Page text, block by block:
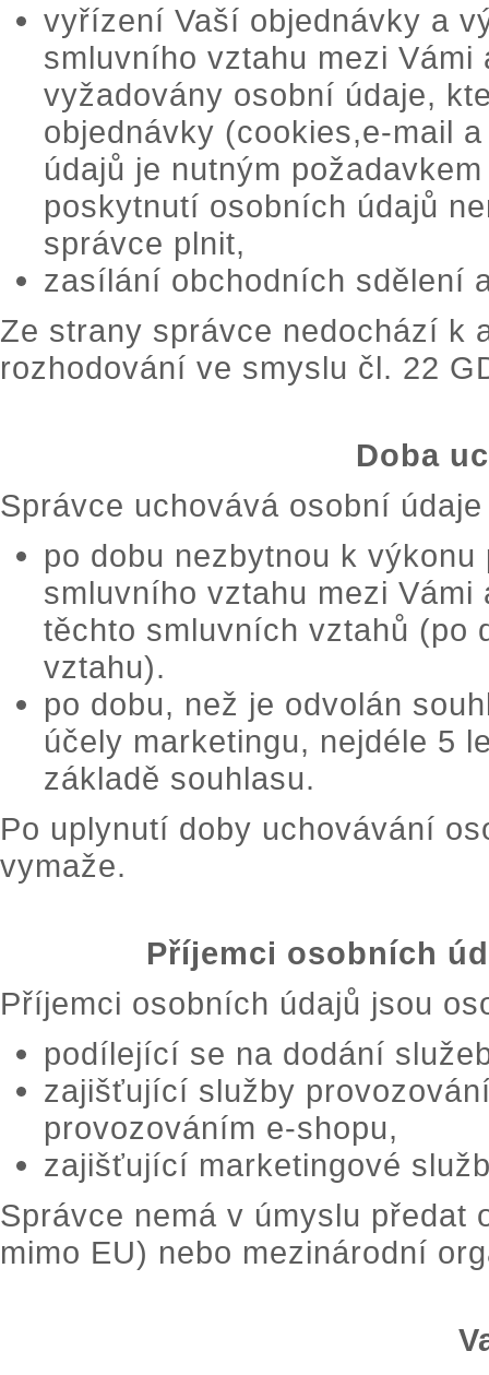
vyřízení Vaší objednávky a
smluvního vztahu mezi
vyžadovány osobní údaje,
objednávky (cookies,e-mail
údajů je nutným
poskytnutí osobních údajů
správce plnit,
zasílání obchodních sdělení
Ze strany správce nedochází k
rozhodování ve smyslu čl. 22
Doba
Správce uchovává osobní údaje
po dobu nezbytnou k
smluvního vztahu mezi
těchto smluvních vztahů (po
vztahu).
po dobu, než je odvolán
účely marketingu, nejdéle 5
základě souhlasu.
Po uplynutí doby uchovávání
vymaže.
Příjemci osobních
Příjemci osobních údajů jsou
podílející se na dodání
zajišťující služby
provozováním e-shopu,
zajišťující marketingové
Správce nemá v úmyslu předat
mimo EU) nebo mezinárodní